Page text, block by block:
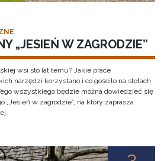
„JESIEŃ W ZAGRODZIE”
wsi sto lat temu? Jakie prace
narzędzi korzystano i co gościło na stołach
wszystkiego będzie można dowiedzieć się
„Jesień w zagrodzie”, na który zaprasza